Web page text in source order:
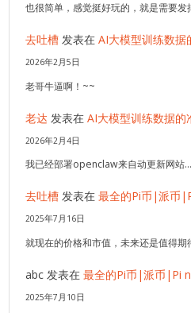
也很简单，感觉挺好玩的，就是需要发
去吐槽 发表在AI大模型训练数据
2026年2月5日
老哥牛逼啊！~~
老达 发表在AI大模型训练数据的
2026年2月4日
我已经部署openclaw来自动更新网站…
去吐槽 发表在最全的Pi币|派币
2025年7月16日
就现在的价格和市值，未来还是值得期
abc 发表在最全的Pi币|派币|Pi
2025年7月10日